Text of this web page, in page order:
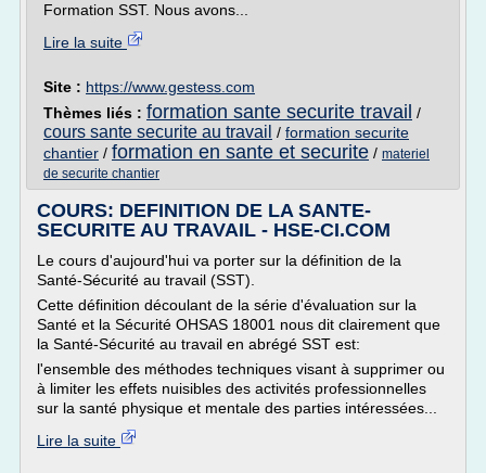
Formation SST. Nous avons...
Lire la suite
Site : https://www.gestess.com
Thèmes liés : formation sante securite travail /
cours sante securite au travail / formation securite
chantier / formation en sante et securite / materiel
de securite chantier
COURS: DEFINITION DE LA SANTE-
SECURITE AU TRAVAIL - HSE-CI.COM
Le cours d'aujourd'hui va porter sur la définition de la
Santé-Sécurité au travail (SST).
Cette définition découlant de la série d'évaluation sur la
Santé et la Sécurité OHSAS 18001 nous dit clairement que
la Santé-Sécurité au travail en abrégé SST est:
l'ensemble des méthodes techniques visant à supprimer ou
à limiter les effets nuisibles des activités professionnelles
sur la santé physique et mentale des parties intéressées...
Lire la suite